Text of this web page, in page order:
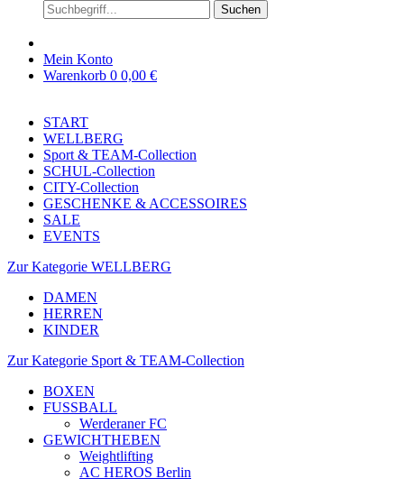
Suchen
Mein Konto
Warenkorb 0 0,00 €
START
WELLBERG
Sport & TEAM-Collection
SCHUL-Collection
CITY-Collection
GESCHENKE & ACCESSOIRES
SALE
EVENTS
Zur Kategorie WELLBERG
DAMEN
HERREN
KINDER
Zur Kategorie Sport & TEAM-Collection
BOXEN
FUSSBALL
Werderaner FC
GEWICHTHEBEN
Weightlifting
AC HEROS Berlin